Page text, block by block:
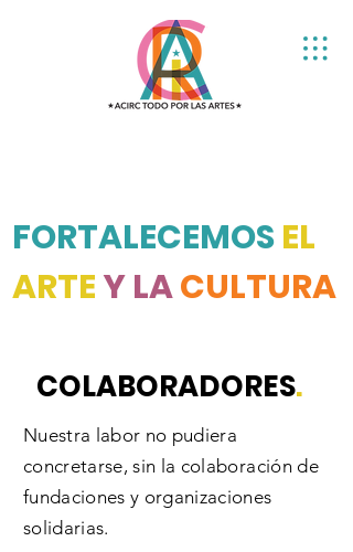
FORTALECEMOSEL
ARTEY LACULTURA
COLABORADORES.
Nuestra labor no pudiera
concretarse, sin la colaboración de
fundaciones y organizaciones
solidarias.